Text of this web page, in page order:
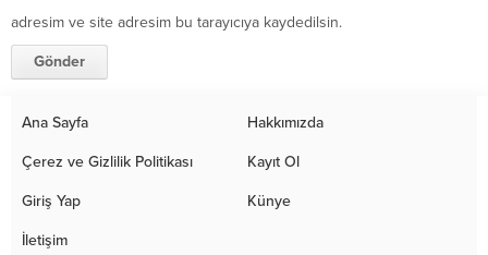
adresim ve site adresim bu tarayıcıya kaydedilsin.
Ana Sayfa Hakkımızda
Çerez ve Gizlilik Politikası Kayıt Ol
Giriş Yap Künye
İletişim